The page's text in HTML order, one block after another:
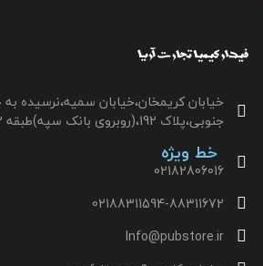
خیابان کریمخان،خیابان سمیه،نرسیده به
جنوبی،پلاک 192،(روبروی بانک سپه)طبقه 3،واحد 14
خط ویژه
02182806016
02188311594-88311672
Info@pubstore.ir